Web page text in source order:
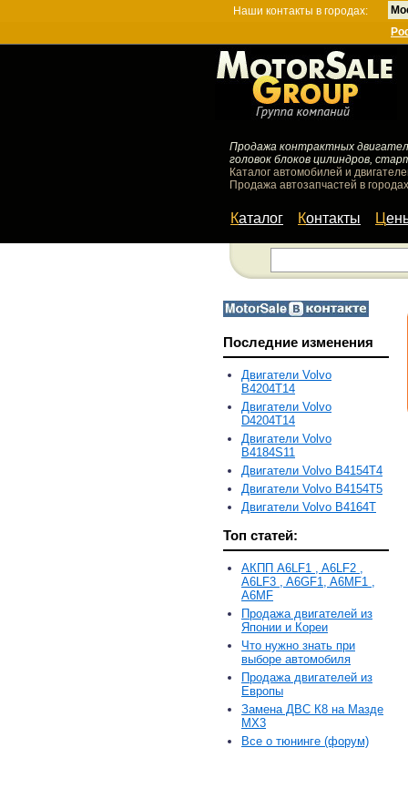
Наши контакты в городах:
Продажа контрактных
головок блоков цилиндров,
Каталог автомобилей и
Продажа автозапчастей в
Каталог Контакты
Последние изменения
Двигатели Volvo
B4204T14
Двигатели Volvo
D4204T14
Двигатели Volvo
B4184S11
Двигатели Volvo B4154T4
Двигатели Volvo B4154T5
Двигатели Volvo B4164T
Топ статей:
АКПП A6LF1 , A6LF2 ,
A6LF3 , A6GF1, A6MF1 ,
A6MF
Продажа двигателей из
Японии и Кореи
Что нужно знать при
выборе автомобиля
Продажа двигателей из
Европы
Замена ДВС К8 на Мазде
MX3
Все о тюнинге (форум)